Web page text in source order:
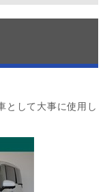
として大事に使用し